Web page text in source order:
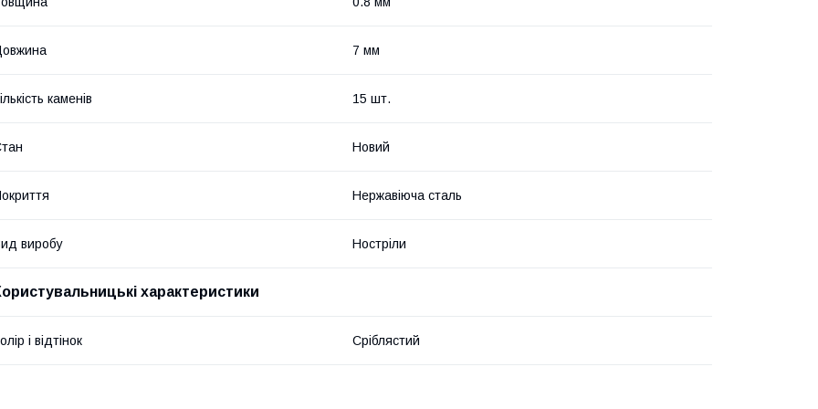
7 мм
каменів 15 шт.
Новий
Нержавіюча сталь
виробу Ностріли
характеристики
і відтінок Сріблястий